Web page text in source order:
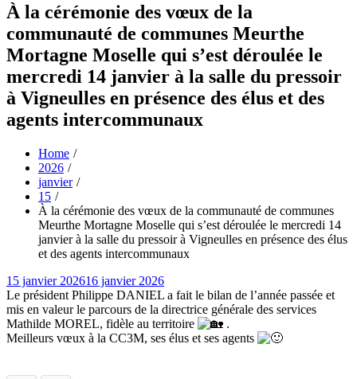
À la cérémonie des vœux de la
communauté de communes Meurthe
Mortagne Moselle qui s’est déroulée le
mercredi 14 janvier à la salle du pressoir
à Vigneulles en présence des élus et des
agents intercommunaux
Home
2026
janvier
15
À la cérémonie des vœux de la communauté de communes
Meurthe Mortagne Moselle qui s’est déroulée le mercredi 14
janvier à la salle du pressoir à Vigneulles en présence des élus
et des agents intercommunaux
Posted
on
15 janvier 202616 janvier 2026
Le président Philippe DANIEL a fait le bilan de l’année passée et
mis en valeur le parcours de la directrice générale des services
Mathilde MOREL, fidèle au territoire
.
Meilleurs vœux à la CC3M, ses élus et ses agents